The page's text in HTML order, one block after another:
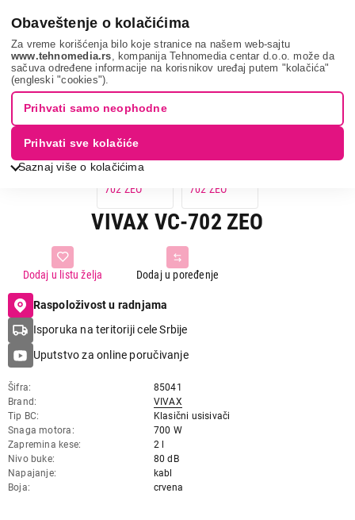
Obaveštenje o kolačićima
Za vreme korišćenja bilo koje stranice na našem web-sajtu
www.tehnomedia.rs , kompanija Tehnomedia centar d.o.o. može da
sačuva određene informacije na korisnikov uređaj putem "kolačića"
(engleski "cookies").
Saznaj više o kolačićima
Prihvati samo neophodne
Prihvati sve kolačiće
Vivax vc-702 ze...
VIVAX VC-702 ZEO
Dodaj u poređenje
Dodaj u listu želja
Raspoloživost u radnjama
Isporuka na teritoriji cele Srbije
Uputstvo za online poručivanje
Šifra
85041
Brand
VIVAX
Tip BC
Klasični usisivači
Snaga motora
700 W
Zapremina kese
2 l
Nivo buke
80 dB
Napajanje
kabl
Boja
crvena